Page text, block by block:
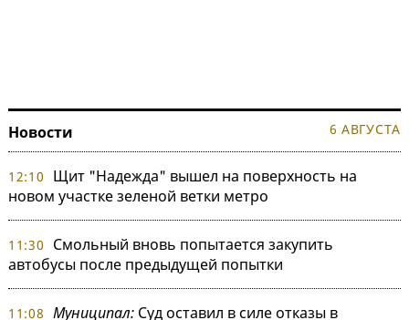
Новости 6 АВГУСТА
12:10
Щит "Надежда" вышел на поверхность на
новом участке зеленой ветки метро
11:30
Смольный вновь попытается закупить
автобусы после предыдущей попытки
11:08 Муниципал:Суд оставил в силе отказы в